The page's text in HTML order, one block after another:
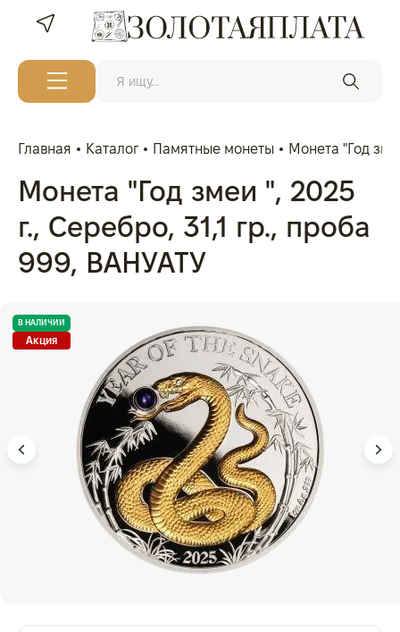
Главная Каталог Памятные монеты Монета "Год
Монета "Год змеи ", 2025
г., Серебро, 31,1 гр., проба
999, ВАНУАТУ
В НАЛИЧИИ
Акция